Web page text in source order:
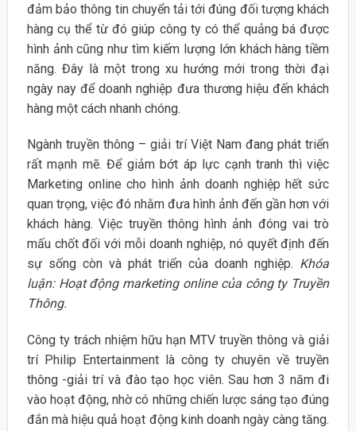
đảm bảo thông tin chuyển tải tới đúng đối tượng khách
hàng cụ thể từ đó giúp công ty có thể quảng bá được
hình ảnh cũng như tìm kiếm lượng lớn khách hàng tiềm
năng. Đây là một trong xu hướng mới trong thời đại
ngày nay để doanh nghiệp đưa thương hiệu đến khách
hàng một cách nhanh chóng.
Ngành truyền thông – giải trí Việt Nam đang phát triển
rất mạnh mẽ. Để giảm bớt áp lực cạnh tranh thì việc
Marketing online cho hình ảnh doanh nghiệp hết sức
quan trọng, việc đó nhằm đưa hình ảnh đến gần hơn với
khách hàng. Việc truyền thông hình ảnh đóng vai trò
mấu chốt đối với mỗi doanh nghiệp, nó quyết định đến
sự sống còn và phát triển của doanh nghiệp. Khóa
luận: Hoạt động marketing online của công ty Truyền
Thông.
Công ty trách nhiệm hữu hạn MTV truyền thông và giải
trí Philip Entertainment là công ty chuyên về truyền
thông -giải trí và đào tạo học viên. Sau hơn 3 năm đi
vào hoạt động, nhờ có những chiến lược sáng tạo đúng
đắn mà hiệu quả hoạt động kinh doanh ngày càng tăng.